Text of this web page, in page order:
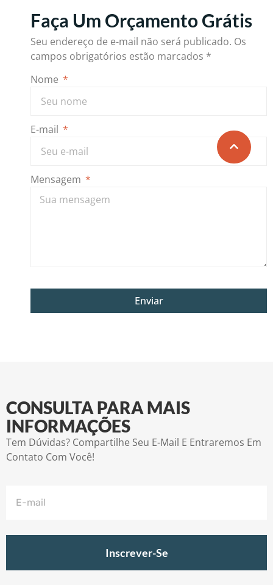
Faça Um Orçamento Grátis
Seu endereço de e-mail não será publicado. Os
campos obrigatórios estão marcados *
Nome
E-mail
Mensagem
Enviar
CONSULTA PARA MAIS
INFORMAÇÕES
Tem Dúvidas? Compartilhe Seu E-Mail E Entraremos Em
Contato Com Você!
Inscrever-Se